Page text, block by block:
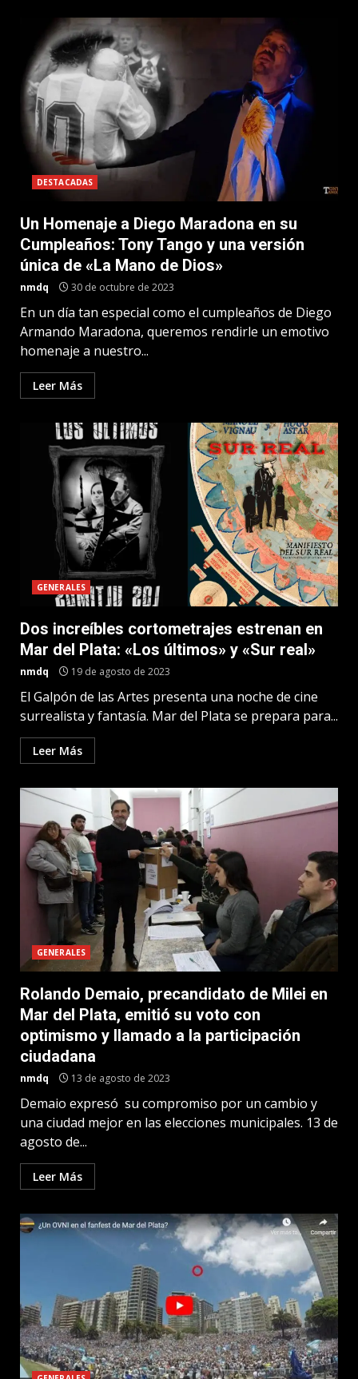
DESTACADAS
Un Homenaje a Diego Maradona en su
Cumpleaños: Tony Tango y una versión
única de «La Mano de Dios»
nmdq 30 de octubre de 2023
En un día tan especial como el cumpleaños de Diego
Armando Maradona, queremos rendirle un emotivo
homenaje a nuestro...
Leer Más
GENERALES
Dos increíbles cortometrajes estrenan en
Mar del Plata: «Los últimos» y «Sur real»
nmdq 19 de agosto de 2023
El Galpón de las Artes presenta una noche de cine
surrealista y fantasía. Mar del Plata se prepara para...
Leer Más
GENERALES
Rolando Demaio, precandidato de Milei en
Mar del Plata, emitió su voto con
optimismo y llamado a la participación
ciudadana
nmdq 13 de agosto de 2023
Demaio expresó su compromiso por un cambio y
una ciudad mejor en las elecciones municipales. 13 de
agosto de...
Leer Más